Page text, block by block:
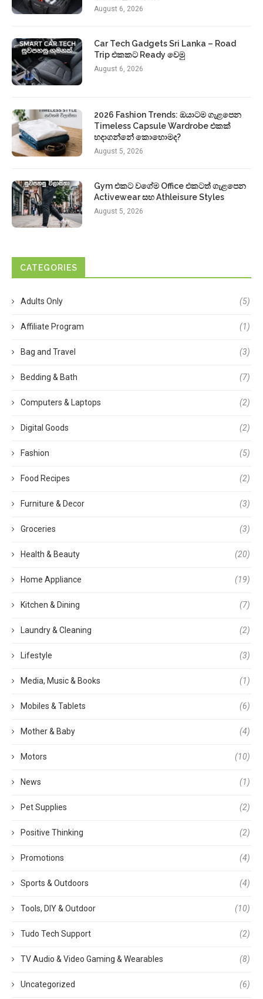
August 6, 2026
Car Tech Gadgets Sri Lanka – Road
Trip එකකට Ready වෙමු
August 6, 2026
2026 Fashion Trends: ඔයාටම ගැළපෙන
Timeless Capsule Wardrobe එකක්
හදාගන්නේ කොහොමද?
August 5, 2026
Gym එකට වගේම Office එකටත් ගැළපෙන
Activewear සහ Athleisure Styles
August 5, 2026
CATEGORIES
Adults Only (5)
Affiliate Program (1)
Bag and Travel (3)
Bedding & Bath (7)
Computers & Laptops (2)
Digital Goods (2)
Fashion (5)
Food Recipes (2)
Furniture & Decor (3)
Groceries (3)
Health & Beauty (20)
Home Appliance (19)
Kitchen & Dining (7)
Laundry & Cleaning (2)
Lifestyle (3)
Media, Music & Books (1)
Mobiles & Tablets (6)
Mother & Baby (4)
Motors (10)
News (1)
Pet Supplies (2)
Positive Thinking (2)
Promotions (4)
Sports & Outdoors (4)
Tools, DIY & Outdoor (10)
Tudo Tech Support (2)
TV Audio & Video Gaming & Wearables (8)
Uncategorized (6)